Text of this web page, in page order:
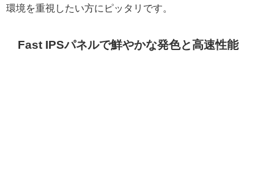
環境を重視したい方にピッタリです。
Fast IPSパネルで鮮やかな発色と高速性能